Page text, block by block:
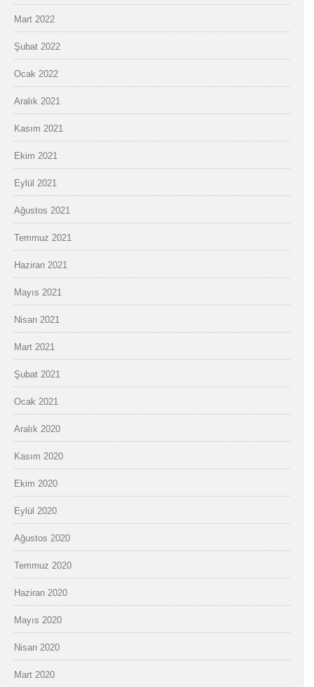
Mart 2022
Şubat 2022
Ocak 2022
Aralık 2021
Kasım 2021
Ekim 2021
Eylül 2021
Ağustos 2021
Temmuz 2021
Haziran 2021
Mayıs 2021
Nisan 2021
Mart 2021
Şubat 2021
Ocak 2021
Aralık 2020
Kasım 2020
Ekim 2020
Eylül 2020
Ağustos 2020
Temmuz 2020
Haziran 2020
Mayıs 2020
Nisan 2020
Mart 2020